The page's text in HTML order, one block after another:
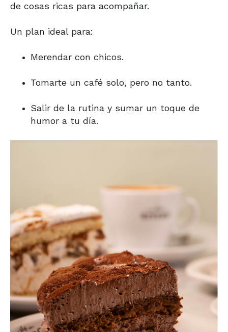
de cosas ricas para acompañar.
Un plan ideal para:
Merendar con chicos.
Tomarte un café solo, pero no tanto.
Salir de la rutina y sumar un toque de
humor a tu día.